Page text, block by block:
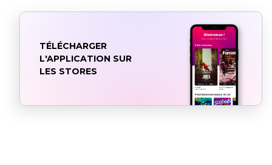
TÉLÉCHARGER
L'APPLICATION SUR
LES STORES